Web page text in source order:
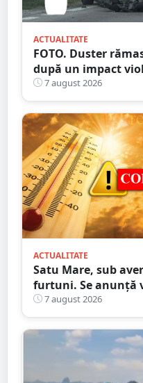
ACTUALITATE
FOTO. Duster
după un impact
implicarea unei
7 august 2026
ACTUALITATE
Satu Mare, sub
furtuni. Se anunță
ridicate. Avertizarea
7 august 2026